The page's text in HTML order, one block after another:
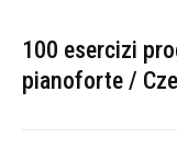
100 esercizi
pianoforte /